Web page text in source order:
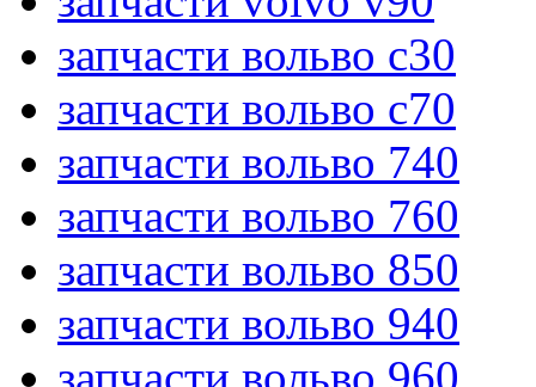
запчасти вольво c30
запчасти вольво c70
запчасти вольво 740
запчасти вольво 760
запчасти вольво 850
запчасти вольво 940